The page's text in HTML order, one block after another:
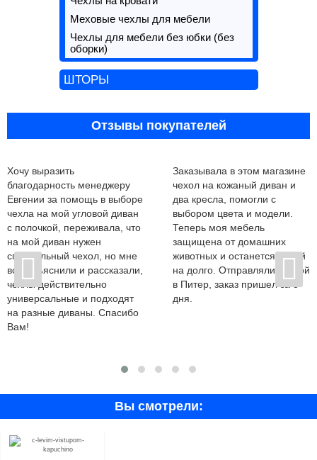
Меховые чехлы для мебели
Чехлы для мебели без юбки (без
оборки)
ШТОРЫ
Отзывы покупателей
Хочу выразить
благодарность менеджеру
Евгении за помощь в выборе
чехла на мой угловой диван
с полочкой, переживала, что
на мой диван нужен
специальный чехол, но мне
все объяснили и рассказали,
чехлы действительно
универсальные и подходят
на разные диваны. Спасибо
Вам!
Заказывала в этом магазине
чехол на кожаный диван и
два кресла, помогли с
выбором цвета и модели.
Теперь моя мебель
защищена от домашних
животных и останется новой
на долго. Отправляли почтой
в Питер, заказ пришел за 3
дня.
Вы смотрели: